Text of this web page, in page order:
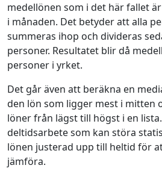
medellönen som i det här fallet
i månaden. Det betyder att alla
summeras ihop och divideras
personer. Resultatet blir då
personer i yrket.
Det går även att beräkna en
den lön som ligger mest i mitten
löner från lägst till högst i en
deltidsarbete som kan störa
lönen justerad upp till heltid för
jämföra.